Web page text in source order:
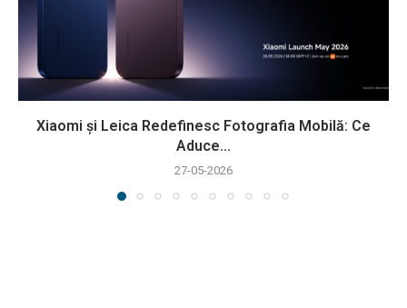
Xiaomi și Leica Redefinesc Fotografia Mobilă: Ce
Aduce...
27-05-2026